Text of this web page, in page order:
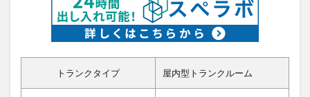
トランクタイプ 屋内型トランクルーム